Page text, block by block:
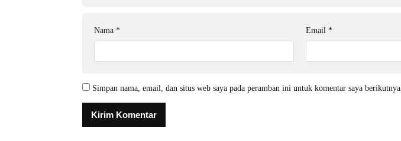
Nama * Email *
Simpan nama, email, dan situs web saya pada peramban ini untuk komentar saya berikutnya.